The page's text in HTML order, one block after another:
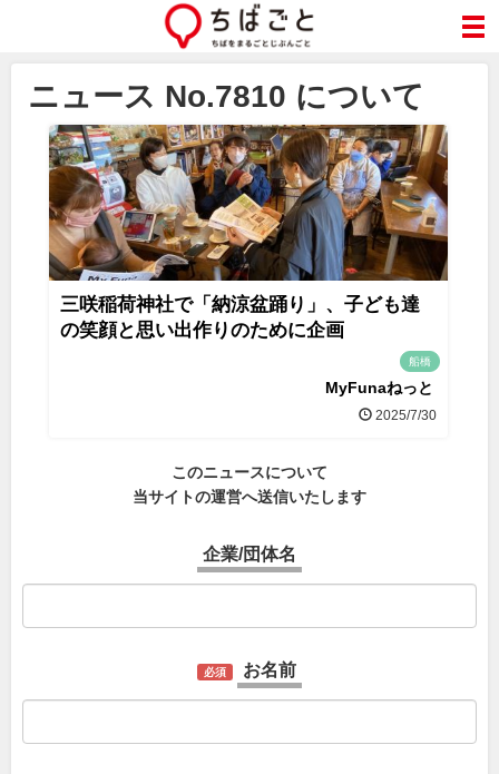
ニュース No.7810 について
三咲稲荷神社で「納涼盆踊り」、子ども達
の笑顔と思い出作りのために企画
船橋
MyFunaねっと
2025/7/30
このニュースについて
当サイトの運営へ送信いたします
企業/団体名
必須 お名前